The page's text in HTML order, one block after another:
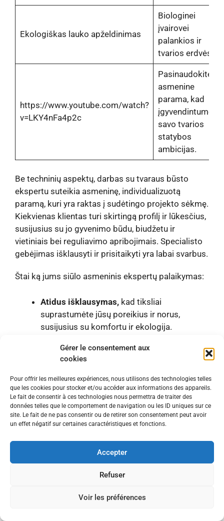
Gérer le consentement aux
cookies
Pour offrir les meilleures expériences, nous utilisons des technologies telles
que les cookies pour stocker et/ou accéder aux informations des appareils.
Le fait de consentir à ces technologies nous permettra de traiter des
données telles que le comportement de navigation ou les ID uniques sur ce
site. Le fait de ne pas consentir ou de retirer son consentement peut avoir
un effet négatif sur certaines caractéristiques et fonctions.
Accepter
Refuser
Voir les préférences
Ekologiškas lauko apželdinimas
Biologinei
įvairovei
palankios ir
tvarios erdvės
https://www.youtube.com/watch?
v=LKY4nFa4p2c
Pasinaudokite
asmenine
parama, kad
įgyvendintumėte
savo tvarios
statybos
ambicijas.
Be techninių aspektų, darbas su tvaraus būsto
ekspertu suteikia asmeninę, individualizuotą
paramą, kuri yra raktas į sudėtingo projekto sėkmę.
Kiekvienas klientas turi skirtingą profilį ir lūkesčius,
susijusius su jo gyvenimo būdu, biudžetu ir
vietiniais bei reguliavimo apribojimais. Specialisto
gebėjimas išklausyti ir prisitaikyti yra labai svarbus.
Štai ką jums siūlo asmeninis ekspertų palaikymas:
Atidus išklausymas, kad tiksliai
suprastumėte jūsų poreikius ir norus,
susijusius su komfortu ir ekologija.
nesvarbu, ar tai nauja statyba, ar tvari
renovacija.
Išsami vizija,integruojanti energijos
vartojimo efektyvumą, oro kokybę, gyventojų
sveikatą ir tvarumą.
Palaikymas viso projekto metu,nuo
projektavimo iki galutinio užbaigimo,
įskaitant dotacijų gavimą ir finansinės
paramos gavimą.
Pagalba priimant sprendimus,siekiant
pasirinkti techninius sprendimus ir geriausią
paramos tvarios statybos ar renovacijos